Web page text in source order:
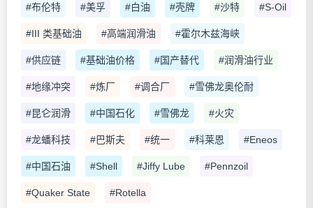
#布伦特 #美孚 #白油 #壳牌 #沙特 #S-Oil
#III 类基础油 #高端润滑油 #霍尔木兹海峡
#供应链 #基础油价格 #国产替代 #润滑油行业
#地缘冲突 #炼厂 #调合厂 #雪佛龙奥伦耐
#昆仑润滑 #中国石化 #雪佛龙 #火灾
#龙蟠科技 #巴斯夫 #统一 #科莱恩 #Eneos
#中国石油 #Shell #Jiffy Lube #Pennzoil
#Quaker State #Rotella